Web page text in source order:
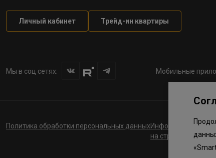
Личный кабинет Трейд-ин квартиры
Мы в соц сетях: Мобильные
Политика обработки персональных данныхИнформация о
на строительство